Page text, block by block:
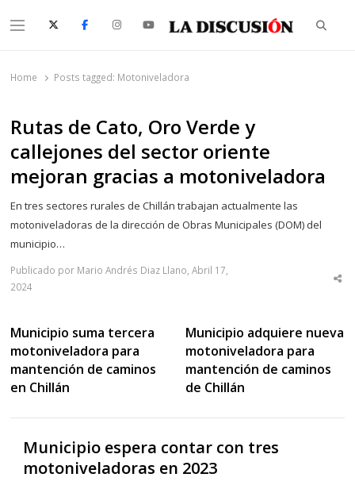
Menu
Home Posts tagged: Motoniveladora
Rutas de Cato, Oro Verde y
callejones del sector oriente
mejoran gracias a motoniveladora
En tres sectores rurales de Chillán trabajan actualmente las
motoniveladoras de la dirección de Obras Municipales (DOM) del
municipio…
Publicado por Mario Andrés Diaz Llano, Abril 17,
2024
Municipio suma tercera
motoniveladora para
mantención de caminos
en Chillán
Municipio adquiere nueva
motoniveladora para
mantención de caminos
de Chillán
Municipio espera contar con tres
motoniveladoras en 2023